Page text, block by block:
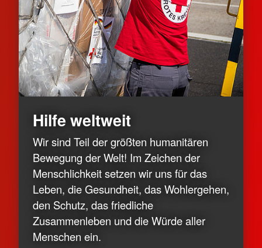
Hilfe weltweit
Wir sind Teil der größten humanitären
Bewegung der Welt! Im Zeichen der
Menschlichkeit setzen wir uns für das
Leben, die Gesundheit, das Wohlergehen,
den Schutz, das friedliche
Zusammenleben und die Würde aller
Menschen ein.